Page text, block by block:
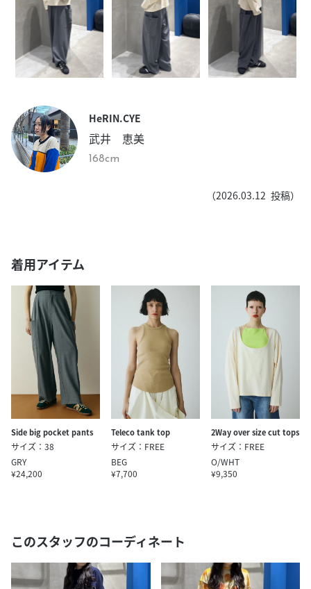
HeRIN.CYE
武井 恵美
168cm
（2026.03.12 投稿）
着用アイテム
Side big pocket pants
サイズ：38
GRY
¥24,200
Teleco tank top
サイズ：FREE
BEG
¥7,700
2Way over size cut tops
サイズ：FREE
O/WHT
¥9,350
このスタッフのコーディネート